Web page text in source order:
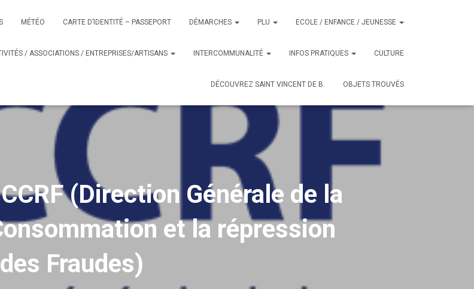
MÉTÉO CARTE D’IDENTITÉ – PASSEPORT DÉMARCHES PLU ECOLE / ENFANCE / JEUNESSE
/ ASSOCIATIONS / ENTREPRISES/ARTISANS INTERCOMMUNALITÉ INFOS PRATIQUES CULTURE
DÉCOUVREZ SAINT VINCENT DE B. OBJETS TROUVÉS
(Direction Générale de la
et la répression
des Fraudes)